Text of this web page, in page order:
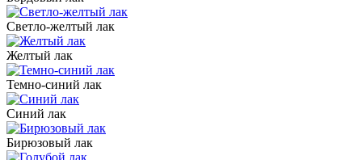
Светло-желтый лак
Желтый лак
Темно-синий лак
Синий лак
Бирюзовый лак